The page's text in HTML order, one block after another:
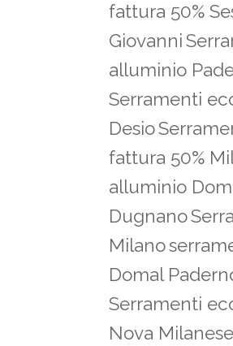
fattura 50%
Giovanni
alluminio
Serramenti
Desio
fattura 50%
alluminio
Dugnano
Milano
Domal
Serramenti
Nova Milanese